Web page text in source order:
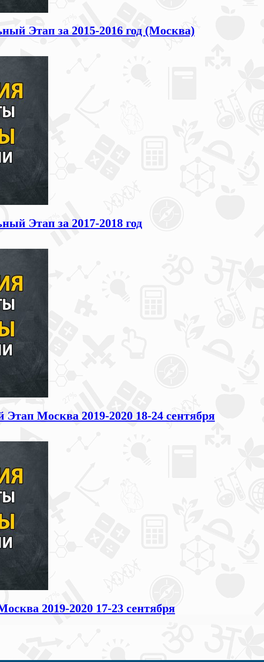
Этап за 2015-2016 год (Москва)
Этап за 2017-2018 год
Москва 2019-2020 18-24 сентября
2019-2020 17-23 сентября